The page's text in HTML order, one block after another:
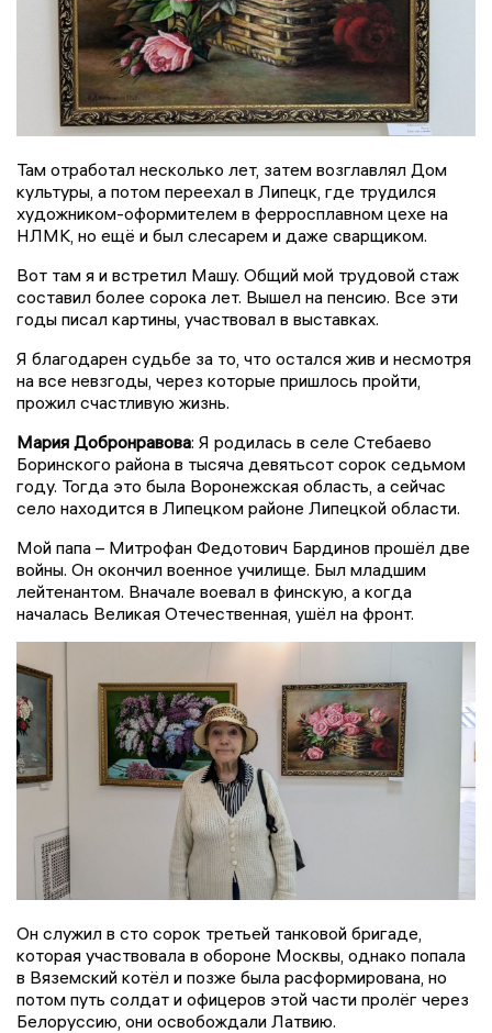
Там отработал несколько лет, затем возглавлял Дом
культуры, а потом переехал в Липецк, где трудился
художником-оформителем в ферросплавном цехе на
НЛМК, но ещё и был слесарем и даже сварщиком.
Вот там я и встретил Машу. Общий мой трудовой стаж
составил более сорока лет. Вышел на пенсию. Все эти
годы писал картины, участвовал в выставках.
Я благодарен судьбе за то, что остался жив и несмотря
на все невзгоды, через которые пришлось пройти,
прожил счастливую жизнь.
Мария Добронравова: Я родилась в селе Стебаево
Боринского района в тысяча девятьсот сорок седьмом
году. Тогда это была Воронежская область, а сейчас
село находится в Липецком районе Липецкой области.
Мой папа – Митрофан Федотович Бардинов прошёл две
войны. Он окончил военное училище. Был младшим
лейтенантом. Вначале воевал в финскую, а когда
началась Великая Отечественная, ушёл на фронт.
Он служил в сто сорок третьей танковой бригаде,
которая участвовала в обороне Москвы, однако попала
в Вяземский котёл и позже была расформирована, но
потом путь солдат и офицеров этой части пролёг через
Белоруссию, они освобождали Латвию.